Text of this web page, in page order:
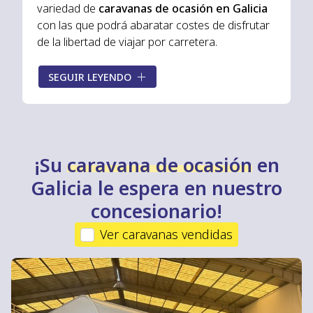
variedad de caravanas de ocasión en Galicia
con las que podrá abaratar costes de disfrutar
de la libertad de viajar por carretera.
Todas nuestrascaravanas de segunda mano
están totalmente revisadas y bien conservadas,
lo que le asegura que podrá comprar una
encuentre la caravana que más se adapte a sus
necesidades.
SEGUIR LEYENDO
¡Su caravana de ocasiónen
Galicia le espera en nuestro
concesionario!
Ver caravanas vendidas